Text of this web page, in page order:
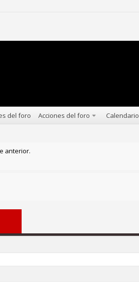
del foro Acciones del foro Calendario
anterior.